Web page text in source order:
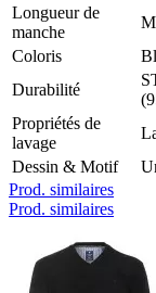
Longueur de
manche
Coloris
Durabilité
Propriétés de
lavage
Dessin & Motif
Prod. similaires
Prod. similaires